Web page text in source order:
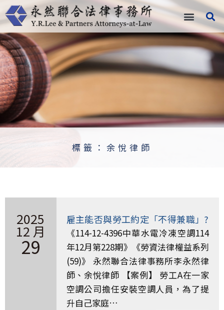
跳
至
主
要
內
容
標籤：余悅律師
2025
12 月
29
雇主能否與勞工約定「不得兼職」?
《114-12-4396中華水電冷凍空調114
年12月第228期》《勞資法律權益系列
(59)》 永然聯合法律事務所李永然律
師、余悅律師 【案例】 勞工A在一家
空調公司擔任安裝空調人員，為了提
升自己家庭…